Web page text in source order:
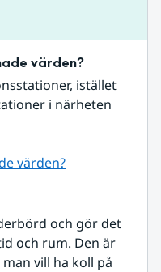
värden?
istället
i närheten
värden?
och gör det
och rum. Den är
vill ha koll på